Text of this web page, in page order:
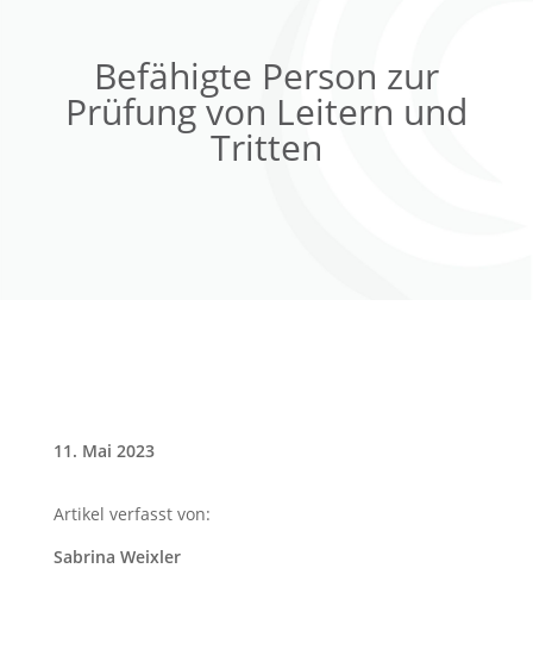
Befähigte Person zur
Prüfung von Leitern und
Tritten
11. Mai 2023
Artikel verfasst von:
Sabrina Weixler